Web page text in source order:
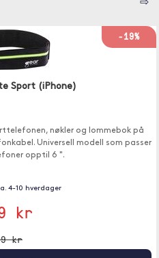
⇨
-19%
Sport (iPhone)
nøkler og lommebok på
Universell modell som passer
opptil 6 ".
4-10 hverdager
kr
kr